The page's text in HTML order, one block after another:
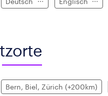
Bern, Biel, Zürich (+200km)